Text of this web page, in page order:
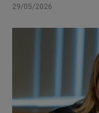
29/05/2026